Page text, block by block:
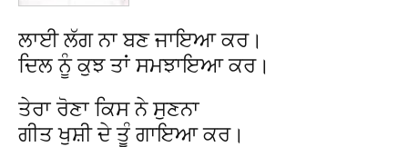
ਲਾਈ ਲੱਗ ਨਾ ਬਣ ਜਾਇਆ ਕਰ।
ਦਿਲ ਨੂੰ ਕੁਝ ਤਾਂ ਸਮਝਾਇਆ ਕਰ।
ਤੇਰਾ ਰੋਣਾ ਕਿਸ ਨੇ ਸੁਣਨਾ
ਗੀਤ ਖੁਸ਼ੀ ਦੇ ਤੂੰ ਗਾਇਆ ਕਰ।